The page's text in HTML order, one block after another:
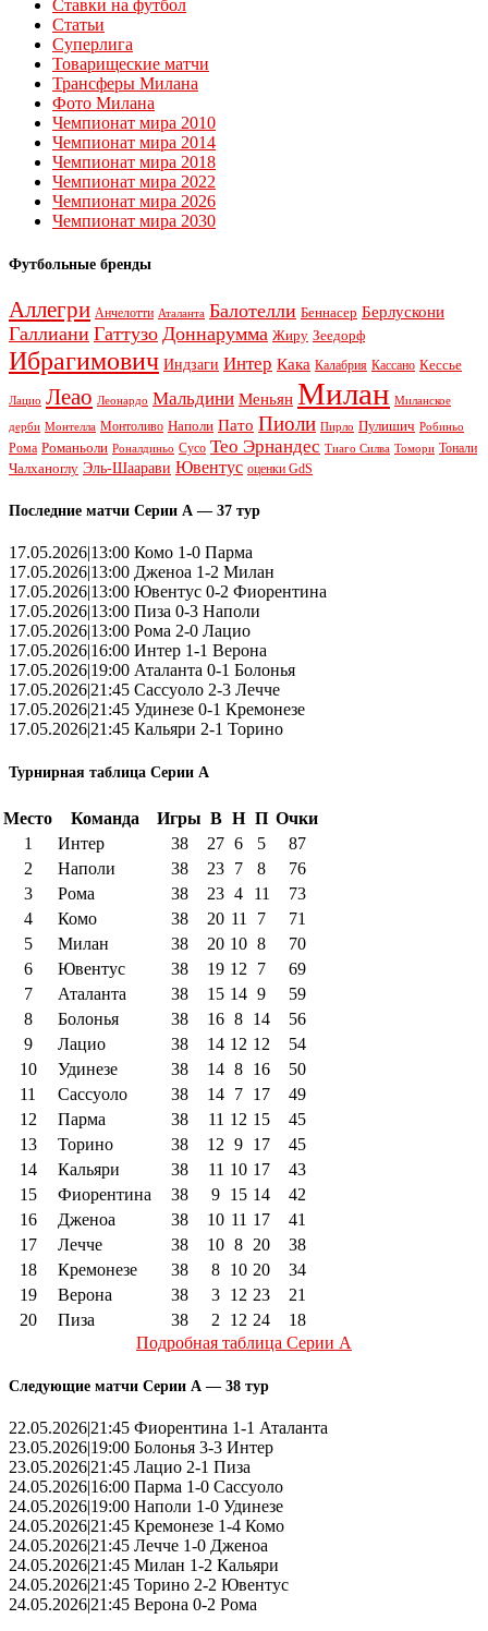
Ставки на футбол
Статьи
Суперлига
Товарищеские матчи
Трансферы Милана
Фото Милана
Чемпионат мира 2010
Чемпионат мира 2014
Чемпионат мира 2018
Чемпионат мира 2022
Чемпионат мира 2026
Чемпионат мира 2030
Футбольные бренды
Аллегри Анчелотти Аталанта Балотелли Беннасер Берлускони
Галлиани Гаттузо Доннарумма Жиру Зеедорф
Ибрагимович Индзаги Интер Кака Калабрия Кассано Кессье
Лацио Леао Леонардо Мальдини Меньян Милан Миланское
дерби Монтелла Монтоливо Наполи Пато Пиоли Пирло Пулишич Робиньо
Рома Романьоли Роналдиньо Сусо Тео Эрнандес Тиаго Силва Томори Тонали
Чалханоглу Эль-Шаарави Ювентус оценки GdS
Последние матчи Серии А — 37 тур
17.05.2026|13:00 Комо 1-0 Парма
17.05.2026|13:00 Дженоа 1-2 Милан
17.05.2026|13:00 Ювентус 0-2 Фиорентина
17.05.2026|13:00 Пиза 0-3 Наполи
17.05.2026|13:00 Рома 2-0 Лацио
17.05.2026|16:00 Интер 1-1 Верона
17.05.2026|19:00 Аталанта 0-1 Болонья
17.05.2026|21:45 Сассуоло 2-3 Лечче
17.05.2026|21:45 Удинезе 0-1 Кремонезе
17.05.2026|21:45 Кальяри 2-1 Торино
Турнирная таблица Серии А
Место Команда Игры В Н П Очки
1
Интер 38 27 6 5
87
2
Наполи 38 23 7 8
76
3
Рома 38 23 4 11
73
4
Комо 38 20 11 7
71
5
Милан 38 20 10 8
70
6
Ювентус 38 19 12 7
69
7
Аталанта 38 15 14 9
59
8
Болонья 38 16 8 14
56
9
Лацио 38 14 12 12
54
10
Удинезе 38 14 8 16
50
11
Сассуоло 38 14 7 17
49
12
Парма 38 11 12 15
45
13
Торино 38 12 9 17
45
14
Кальяри 38 11 10 17
43
15
Фиорентина 38 9 15 14
42
16
Дженоа 38 10 11 17
41
17
Лечче 38 10 8 20
38
18
Кремонезе 38 8 10 20
34
19
Верона 38 3 12 23
21
20
Пиза 38 2 12 24
18
Подробная таблица Серии А
Следующие матчи Серии А — 38 тур
22.05.2026|21:45 Фиорентина 1-1 Аталанта
23.05.2026|19:00 Болонья 3-3 Интер
23.05.2026|21:45 Лацио 2-1 Пиза
24.05.2026|16:00 Парма 1-0 Сассуоло
24.05.2026|19:00 Наполи 1-0 Удинезе
24.05.2026|21:45 Кремонезе 1-4 Комо
24.05.2026|21:45 Лечче 1-0 Дженоа
24.05.2026|21:45 Милан 1-2 Кальяри
24.05.2026|21:45 Торино 2-2 Ювентус
24.05.2026|21:45 Верона 0-2 Рома